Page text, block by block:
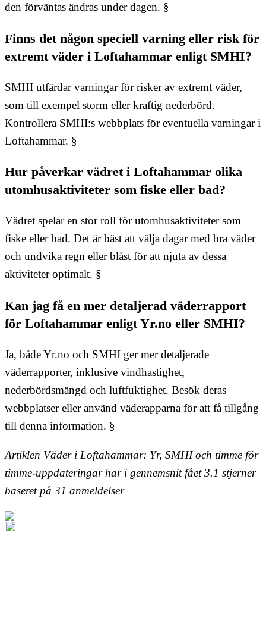
den förväntas ändras under dagen. §
Finns det någon speciell varning eller risk för
extremt väder i Loftahammar enligt SMHI?
SMHI utfärdar varningar för risker av extremt väder,
som till exempel storm eller kraftig nederbörd.
Kontrollera SMHI:s webbplats för eventuella varningar i
Loftahammar. §
Hur påverkar vädret i Loftahammar olika
utomhusaktiviteter som fiske eller bad?
Vädret spelar en stor roll för utomhusaktiviteter som
fiske eller bad. Det är bäst att välja dagar med bra väder
och undvika regn eller blåst för att njuta av dessa
aktiviteter optimalt. §
Kan jag få en mer detaljerad väderrapport
för Loftahammar enligt Yr.no eller SMHI?
Ja, både Yr.no och SMHI ger mer detaljerade
väderrapporter, inklusive vindhastighet,
nederbördsmängd och luftfuktighet. Besök deras
webbplatser eller använd väderapparna för att få tillgång
till denna information. §
Artiklen Väder i Loftahammar: Yr, SMHI och timme för
timme-uppdateringar har i gennemsnit fået3.1 stjerner
baseret på 31 anmeldelser